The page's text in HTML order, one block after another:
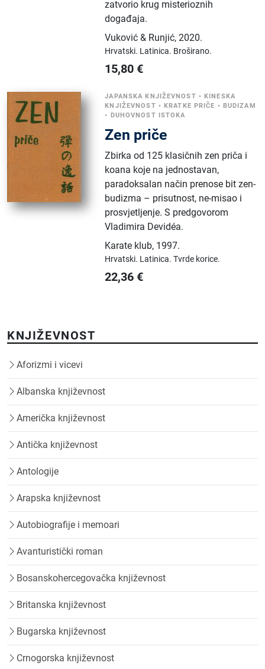
zatvorio krug misterioznih
događaja.
Vuković & Runjić,2020.
Hrvatski. Latinica. Broširano.
15,80 €
JAPANSKA KNJIŽEVNOST •KINESKA
KNJIŽEVNOST •KRATKE PRIČE • BUDIZAM
• DUHOVNOST ISTOKA
Zen priče
Zbirka od 125 klasičnih zen priča i
koana koje na jednostavan,
paradoksalan način prenose bit zen-
budizma – prisutnost, ne-misao i
prosvjetljenje. S predgovorom
Vladimira Devidéa.
Karate klub, 1997.
Hrvatski. Latinica.Tvrde korice.
22,36 €
KNJIŽEVNOST
Aforizmi i vicevi
Albanska književnost
Američka književnost
Antička književnost
Antologije
Arapska književnost
Autobiografije i memoari
Avanturistički roman
Bosanskohercegovačka književnost
Britanska književnost
Bugarska književnost
Crnogorska književnost